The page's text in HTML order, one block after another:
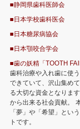
■静岡県歯科医師会
■日本学校歯科医会
■日本糖尿病協会
■日本顎咬合学会
■歯の妖精「TOOTH
歯科治療や入れ歯に使
できていて、沢山集め
る大切な資金となりま
から出来る社会貢献。
「夢」や「希望」とい
トです。